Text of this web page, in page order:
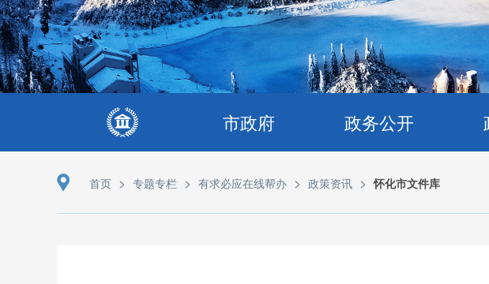
市政府 政务公开
首页 > 专题专栏 > 有求必应在线帮办 > 政策资讯 > 怀化市文件库